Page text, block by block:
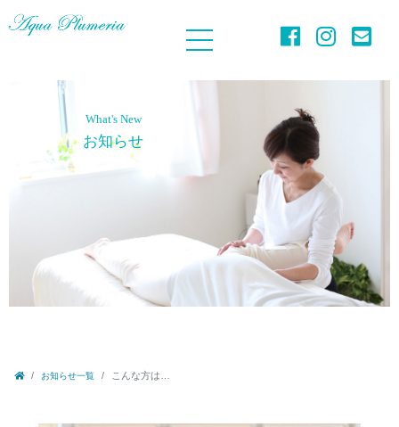
What's New
お知らせ
お知らせ一覧 こんな方は…